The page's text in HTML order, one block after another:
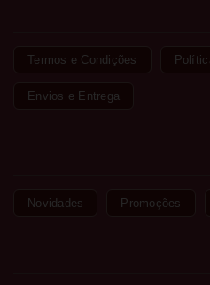
Termos e Condições
Envios e Entrega
Novidades Promoções